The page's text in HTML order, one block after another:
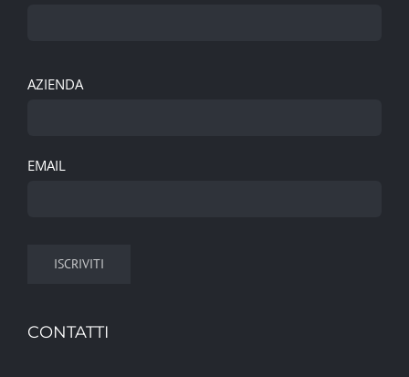
AZIENDA
EMAIL
CONTATTI